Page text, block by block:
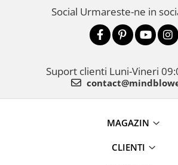
Social Urmareste-ne in
Suport clienti Luni-Vineri
MAGAZIN
CLIENTI